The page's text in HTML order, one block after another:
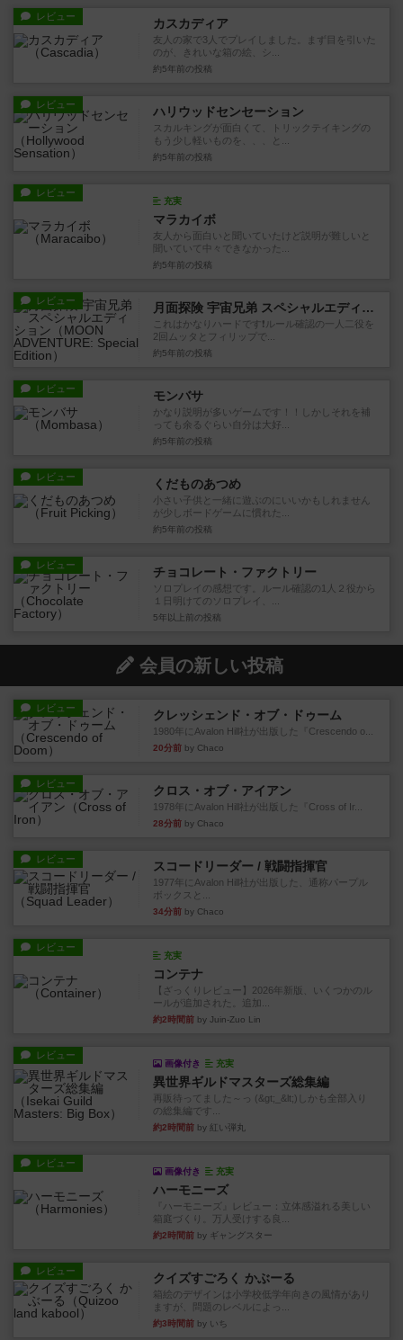
レビュー カスカディア
友人の家で3人でプレイしました。まず目を引いた
のが、きれいな箱の絵、シ...
約5年前 の投稿
レビュー ハリウッドセンセーション
スカルキングが面白くて、トリックテイキングの
もう少し軽いものを、、、と...
約5年前 の投稿
レビュー
充実
マラカイボ
友人から面白いと聞いていたけど説明が難しいと
聞いていて中々できなかった...
約5年前 の投稿
レビュー 月面探険 宇宙兄弟 スペシャルエディション
これはかなりハードです❗ルール確認の一人二役を
2回ムッタとフィリップで...
約5年前 の投稿
レビュー モンバサ
かなり説明が多いゲームです！！しかしそれを補
っても余るぐらい自分は大好...
約5年前 の投稿
レビュー くだものあつめ
小さい子供と一緒に遊ぶのにいいかもしれません
が少しボードゲームに慣れた...
約5年前 の投稿
レビュー チョコレート・ファクトリー
ソロプレイの感想です。ルール確認の1人２役から
１日明けてのソロプレイ、...
5年以上前 の投稿
会員の新しい投稿
レビュー クレッシェンド・オブ・ドゥーム
1980年にAvalon Hill社が出版した『Crescendo o...
20分前 by Chaco
レビュー クロス・オブ・アイアン
1978年にAvalon Hill社が出版した『Cross of Ir...
28分前 by Chaco
レビュー スコードリーダー / 戦闘指揮官
1977年にAvalon Hill社が出版した、通称パープル
ボックスと...
34分前 by Chaco
レビュー
充実
コンテナ
【ざっくりレビュー】2026年新版、いくつかのル
ールが追加された。追加...
約2時間前 by Juin-Zuo Lin
レビュー
画像付き 充実
異世界ギルドマスターズ総集編
再販待ってました～っ (&gt;_&lt;)しかも全部入り
の総集編です...
約2時間前 by 紅い弾丸
レビュー
画像付き 充実
ハーモニーズ
『ハーモニーズ』レビュー：立体感溢れる美しい
箱庭づくり。万人受けする良...
約2時間前 by ギャングスター
レビュー クイズすごろく かぶーる
箱絵のデザインは小学校低学年向きの風情があり
ますが、問題のレベルによっ...
約3時間前 by いち